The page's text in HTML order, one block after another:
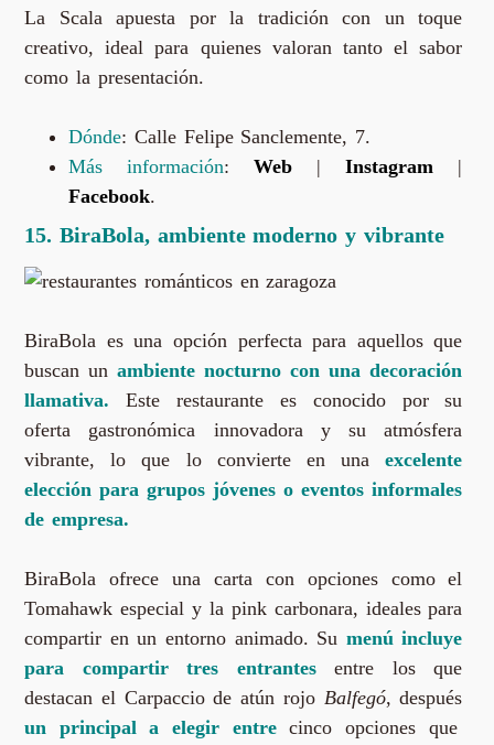
La Scala apuesta por la tradición con un toque
creativo, ideal para quienes valoran tanto el sabor
como la presentación.
Dónde: Calle Felipe Sanclemente, 7.
Más información:Web |Instagram |
Facebook.
15. BiraBola, ambiente moderno y vibrante
BiraBola es una opción perfecta para aquellos que
buscan unambiente nocturno con una decoración
llamativa.
Este restaurante es conocido por su
oferta gastronómica innovadora y su atmósfera
vibrante, lo que lo convierte en unaexcelente
elección para grupos jóvenes o eventos informales
de empresa.
BiraBola ofrece una carta con opciones como el
Tomahawk especial y la pink carbonara, ideales para
compartir en un entorno animado. Su menú incluye
para compartir tres entrantesentre los que
destacan el Carpaccio de atún rojo Balfegó, después
un principal a elegir entrecinco opciones que